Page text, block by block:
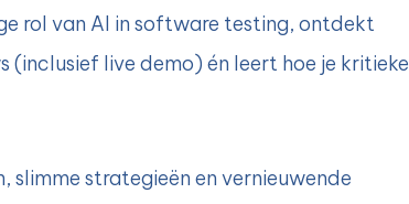
rol van AI in software testing, ontdekt
live demo) én leert hoe je kritieke
strategieën en vernieuwende